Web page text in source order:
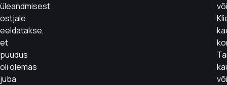
üleandmisest
ostjale
eeldatakse,
et
puudus
oli olemas
juba
või